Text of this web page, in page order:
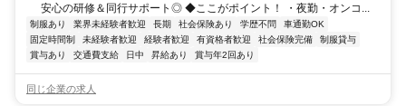
安心の研修＆同行サポート◎ ◆ここがポイント！ ・夜勤・オンコ...
制服あり 業界未経験者歓迎 長期 社会保険あり 学歴不問
車通勤OK
固定時間制
未経験者歓迎 経験者歓迎 有資格者歓迎 社会保険完備
制服貸与
賞与あり
交通費支給 日中 昇給あり 賞与年2回あり
同じ企業の求人